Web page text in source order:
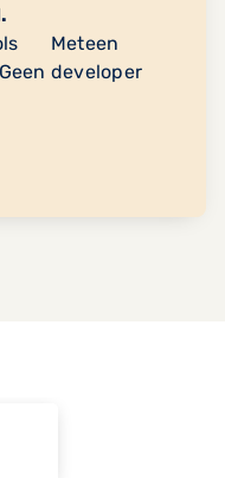
Meteen
Geen developer